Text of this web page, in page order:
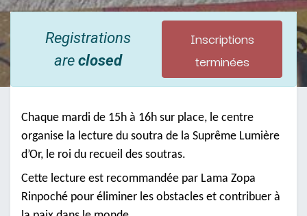
Registrations
areclosed
Inscriptions
terminées
Chaque mardi de 15h à 16h sur place, le centre
organise la lecture du soutra de la Suprême Lumière
d’Or, le roi du recueil des soutras.
Cette lecture est recommandée par Lama Zopa
Rinpoché pour éliminer les obstacles et contribuer à